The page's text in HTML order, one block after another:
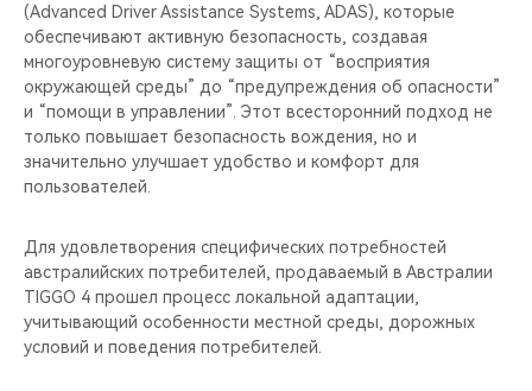
(Advanced Driver Assistance Systems, ADAS), которые
обеспечивают активную безопасность, создавая
многоуровневую систему защиты от “восприятия
окружающей среды” до “предупреждения об опасности”
и “помощи в управлении”. Этот всесторонний подход не
только повышает безопасность вождения, но и
значительно улучшает удобство и комфорт для
пользователей.
Для удовлетворения специфических потребностей
австралийских потребителей, продаваемый в Австралии
TIGGO 4 прошел процесс локальной адаптации,
учитывающий особенности местной среды, дорожных
условий и поведения потребителей.